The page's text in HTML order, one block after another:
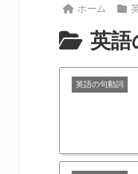
ホーム
英語
英語の句動詞